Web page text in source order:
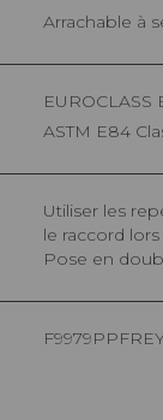
Arrachable à
EUROCLASS
ASTM E84
Utiliser les repères pour faire
le raccord
Pose en